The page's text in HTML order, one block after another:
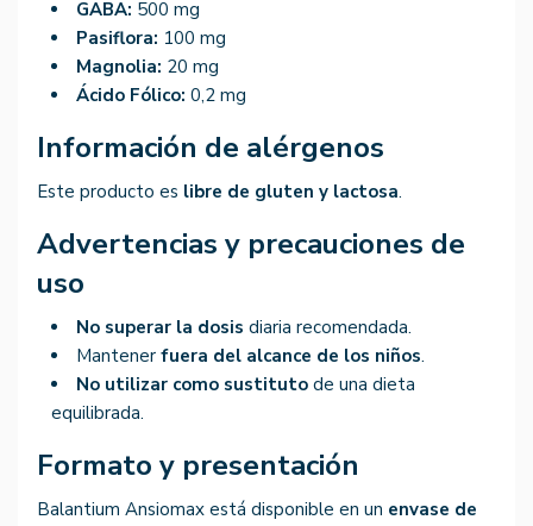
GABA: 500 mg
Pasiflora: 100 mg
Magnolia: 20 mg
Ácido Fólico: 0,2 mg
Información de alérgenos
Este producto es libre de gluten y lactosa.
Advertencias y precauciones de
uso
No superar la dosis diaria recomendada.
Mantener fuera del alcance de los niños.
No utilizar como sustituto de una dieta
equilibrada.
Formato y presentación
Balantium Ansiomax está disponible en un envase de